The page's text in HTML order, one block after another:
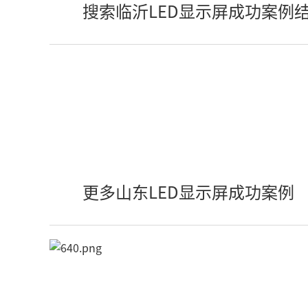
搜索临沂LED显示屏成功案例
更多山东LED显示屏成功案例